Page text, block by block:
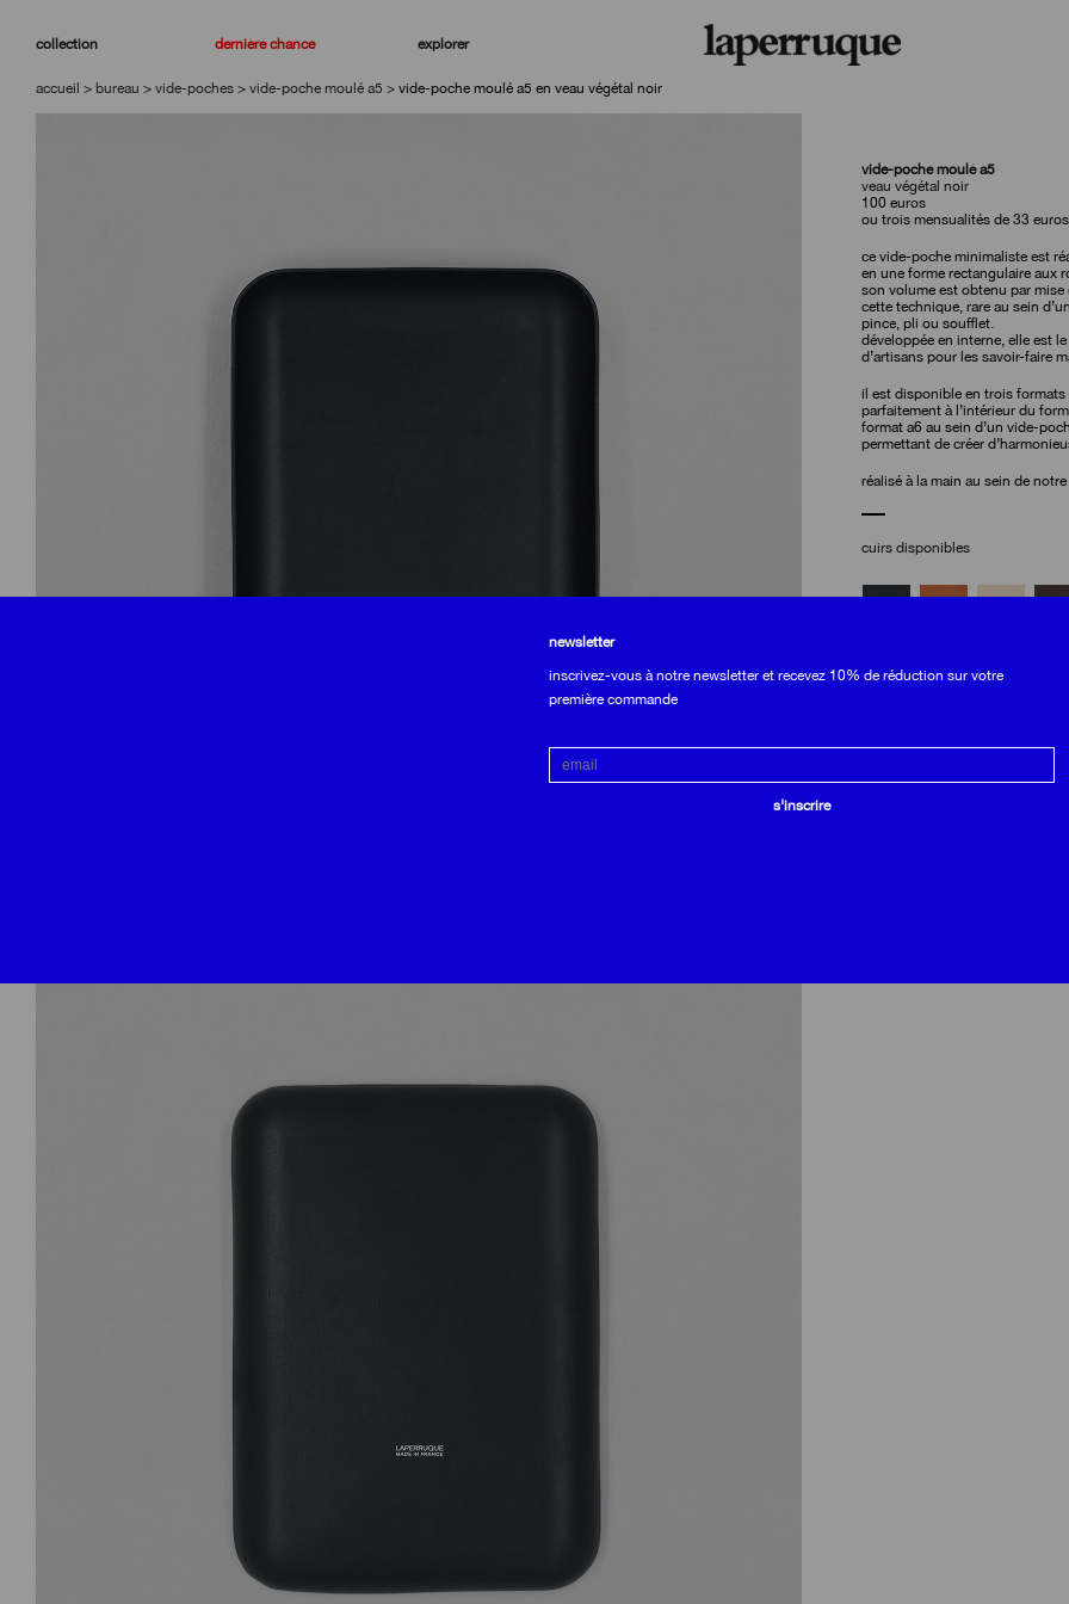
collection dernière chance explorer
accueil > bureau > vide-poches > vide-poche moulé a5 > vide-poche moulé a5 en veau végétal noir
vide-poche moulé a5
veau végétal noir
100 euros
ou trois mensualités de 33 euros
ce vide-poche minimaliste est
en une forme rectangulaire aux
son volume est obtenu par
cette technique, rare au sein
pince, pli ou soufflet.
développée en interne, elle est
d’artisans pour les savoir-faire
il est disponible en trois formats
parfaitement à l’intérieur du
format a6 au sein d’un vide-
permettant de créer
réalisé à la main au sein de
cuirs disponibles
ME TENIR AU COURANT
newsletter
inscrivez-vous à notre newsletter et recevez 10% de réduction sur votre
première commande
s'inscrire